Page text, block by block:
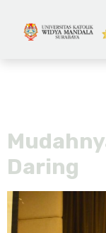
Daring